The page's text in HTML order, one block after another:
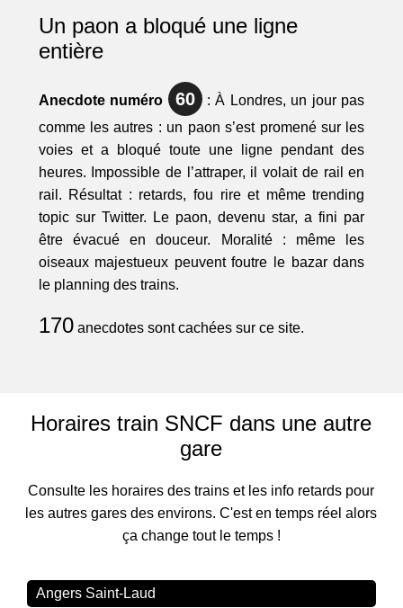
Un paon a bloqué une ligne
entière
Anecdote numéro 60 : À Londres, un jour pas
comme les autres : un paon s’est promené sur les
voies et a bloqué toute une ligne pendant des
heures. Impossible de l’attraper, il volait de rail en
rail. Résultat : retards, fou rire et même trending
topic sur Twitter. Le paon, devenu star, a fini par
être évacué en douceur. Moralité : même les
oiseaux majestueux peuvent foutre le bazar dans
le planning des trains.
170anecdotes sont cachées sur ce site.
Horaires train SNCF dans une autre
gare
Consulte les horaires des trains et les info retards pour
les autres gares des environs. C'est en temps réel alors
ça change tout le temps !
Angers Saint-Laud